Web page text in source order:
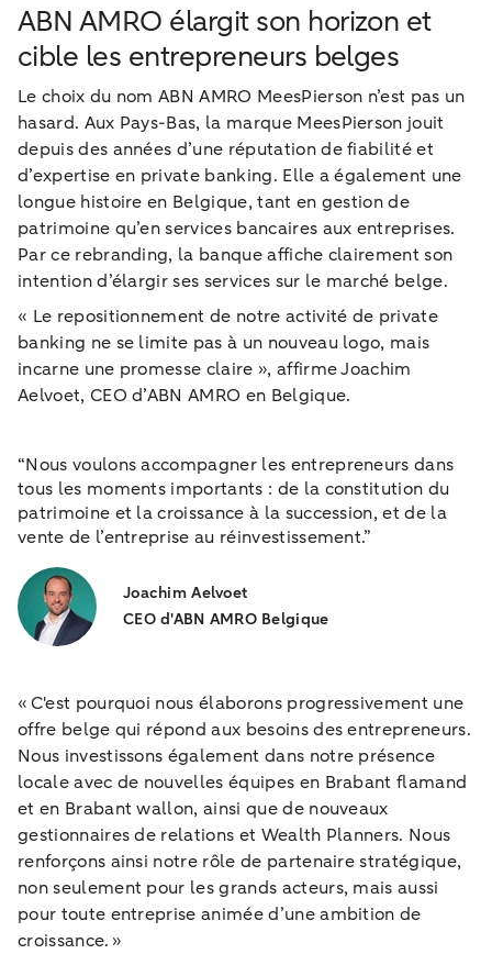
ABN AMRO élargit son horizon et
cible les entrepreneurs belges
Le choix du nom ABN AMRO MeesPierson n’est pas un
hasard. Aux Pays-Bas, la marque MeesPierson jouit
depuis des années d’une réputation de fiabilité et
d’expertise en private banking. Elle a également une
longue histoire en Belgique, tant en gestion de
patrimoine qu’en services bancaires aux entreprises.
Par ce rebranding, la banque affiche clairement son
intention d’élargir ses services sur le marché belge.
« Le repositionnement de notre activité de private
banking ne se limite pas à un nouveau logo, mais
incarne une promesse claire », affirme Joachim
Aelvoet, CEO d’ABN AMRO en Belgique.
“Nous voulons accompagner les entrepreneurs dans
tous les moments importants : de la constitution du
patrimoine et la croissance à la succession, et de la
vente de l’entreprise au réinvestissement.”
Joachim Aelvoet
CEO d'ABN AMRO Belgique
« C'est pourquoi nous élaborons progressivement une
offre belge qui répond aux besoins des entrepreneurs.
Nous investissons également dans notre présence
locale avec de nouvelles équipes en Brabant flamand
et en Brabant wallon, ainsi que de nouveaux
gestionnaires de relations et Wealth Planners. Nous
renforçons ainsi notre rôle de partenaire stratégique,
non seulement pour les grands acteurs, mais aussi
pour toute entreprise animée d’une ambition de
croissance. »